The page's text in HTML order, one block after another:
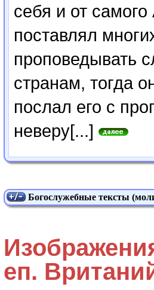
себя и от
поставлял
проповедывать
странам, тогда
послал его с
неверу[...]
Богослужебные тексты
еп.